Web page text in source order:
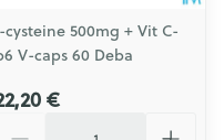
cysteine 500mg + Vit C-
V-caps 60 Deba
€